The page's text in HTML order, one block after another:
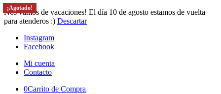
Nos vamos de vacaciones! El día 10 de agosto estamos de vuelta
para atenderos :) Descartar
Instagram
Facebook
Mi cuenta
Contacto
0Carrito de Compra
¡Agotado!
¡Agotado!
¡Agotado!
¡Agotado!
¡Agotado!